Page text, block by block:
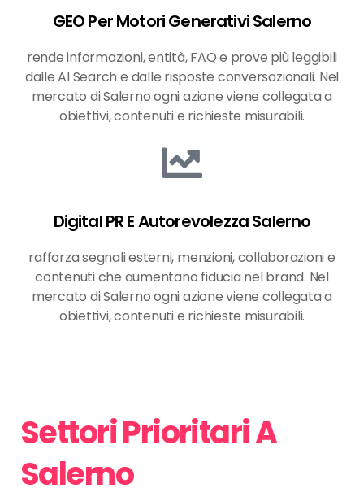
GEO Per Motori Generativi Salerno
rende informazioni, entità, FAQ e prove più leggibili
dalle AI Search e dalle risposte conversazionali. Nel
mercato di Salerno ogni azione viene collegata a
obiettivi, contenuti e richieste misurabili.
Digital PR E Autorevolezza Salerno
rafforza segnali esterni, menzioni, collaborazioni e
contenuti che aumentano fiducia nel brand. Nel
mercato di Salerno ogni azione viene collegata a
obiettivi, contenuti e richieste misurabili.
Settori Prioritari A
Salerno